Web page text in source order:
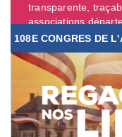
transparente,
associations
108E CONGRES DE